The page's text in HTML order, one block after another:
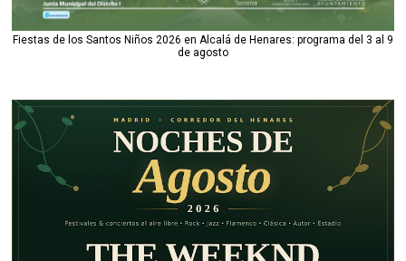
Fiestas de los Santos Niños 2026 en Alcalá de Henares: programa del 3 al 9
de agosto